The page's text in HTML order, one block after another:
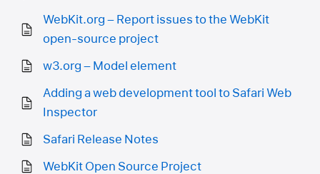
WebKit.org – Report issues to the WebKit
open-source project
w3.org – Model element
Adding a web development tool to Safari Web
Inspector
Safari Release Notes
WebKit Open Source Project